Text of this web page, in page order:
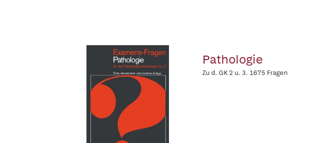
Pathologie
Zu d. GK 2 u. 3. 1675 Fragen